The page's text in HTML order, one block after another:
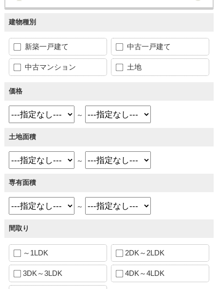
建物種別
新築一戸建て 中古一戸建て
中古マンション 土地
価格
～
土地面積
～
専有面積
～
間取り
～1LDK 2DK～2LDK
3DK～3LDK 4DK～4LDK